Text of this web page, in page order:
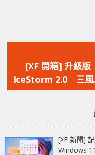
一
篇
文
[XF 開箱] 升級版
IceStorm 2.0 三風
七導熱管 ZOTAC
[XF 新聞]
Windows